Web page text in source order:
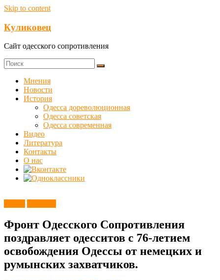
Skip to content
Куликовец
Сайт одесского сопротивления
Мнения
Новости
История
Одесса дореволюционная
Одесса советская
Одесса современная
Видео
Литература
Контакты
О нас
Фронт Одесского Сопротивления
поздравляет одесситов с 76-летием
освобождения Одессы от немецких и
румынских захватчиков.